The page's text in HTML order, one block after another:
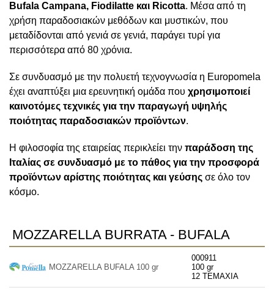
Bufala Campana, Fiodilatte και Ricotta. Μέσα από τη
χρήση παραδοσιακών μεθόδων και μυστικών, που
μεταδίδονται από γενιά σε γενιά, παράγει τυρί για
περισσότερα από 80 χρόνια.
Σε συνδυασμό με την πολυετή τεχνογνωσία η Europomela
έχει αναπτύξει μια ερευνητική ομάδα που χρησιμοποιεί
καινοτόμες τεχνικές για την παραγωγή υψηλής
ποιότητας παραδοσιακών προϊόντων.
Η φιλοσοφία της εταιρείας περικλείει την παράδοση της
Ιταλίας σε συνδυασμό με το πάθος για την προσφορά
προϊόντων αρίστης ποιότητας και γεύσης σε όλο τον
κόσμο.
MOZZARELLA BURRATA - BUFALA
MOZZARELLA BUFALA 100 gr
000911
100 gr
12 ΤΕΜΑΧΙΑ